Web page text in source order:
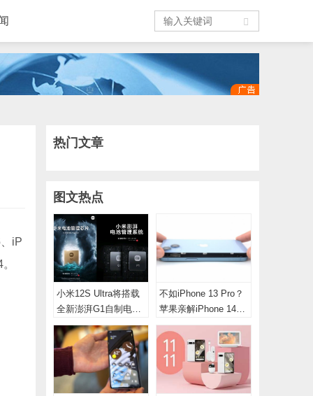
iP
热门文章
图文热点
小米12S Ultra将搭载
全新澎湃G1自制电池
管理芯片 延长待机时
间
不如iPhone 13 Pro？
苹果亲解iPhone 14设
计：效能更胜